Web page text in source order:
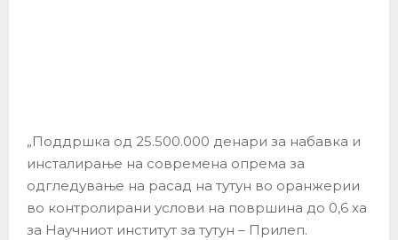
„Поддршка од 25.500.000 денари за набавка и
инсталирање на современа опрема за
одгледување на расад на тутун во оранжерии
во контролирани услови на површина до 0,6 ха
за Научниот институт за тутун – Прилеп.